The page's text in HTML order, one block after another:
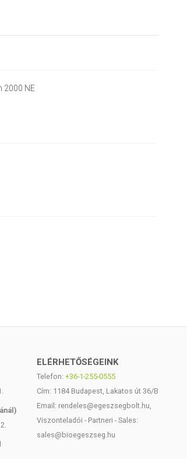
2000 NE
ELÉRHETŐSÉGEINK
Telefon: +36-1-255-0555
Cím: 1184 Budapest, Lakatos út 36/B
Email: rendeles@egeszsegbolt.hu,
Viszonteladói - Partneri - Sales:
sales@bioegeszseg.hu